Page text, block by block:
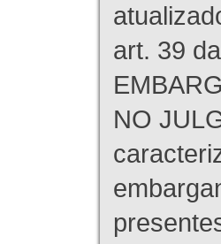
art. 39
NO